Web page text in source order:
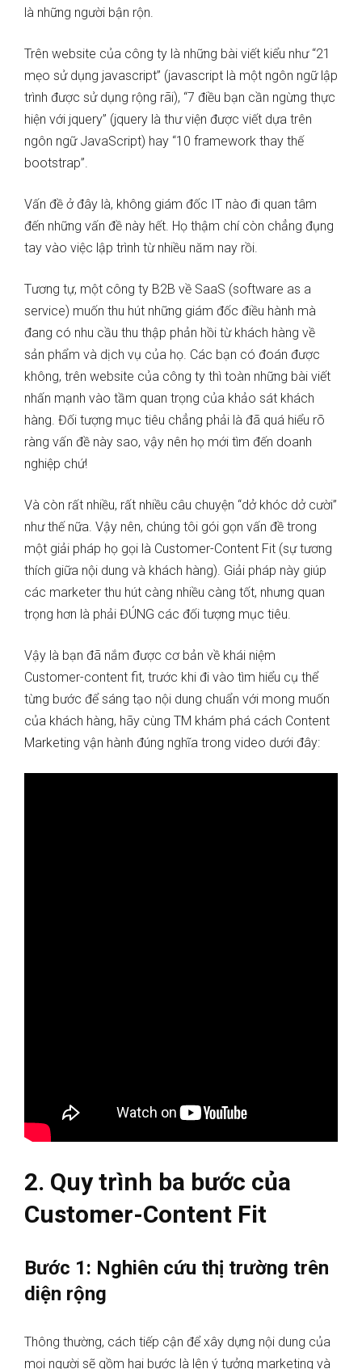
là những người bận rộn.
Trên website của công ty là những bài viết kiểu như “21
mẹo sử dụng javascript” (javascript là một ngôn ngữ lập
trình được sử dụng rộng rãi), “7 điều bạn cần ngừng thực
hiện với jquery” (jquery là thư viện được viết dựa trên
ngôn ngữ JavaScript) hay “10 framework thay thế
bootstrap”.
Vấn đề ở đây là, không giám đốc IT nào đi quan tâm
đến những vấn đề này hết. Họ thậm chí còn chẳng đụng
tay vào việc lập trình từ nhiều năm nay rồi.
Tương tự, một công ty B2B về SaaS (software as a
service) muốn thu hút những giám đốc điều hành mà
đang có nhu cầu thu thập phản hồi từ khách hàng về
sản phẩm và dịch vụ của họ. Các bạn có đoán được
không, trên website của công ty thì toàn những bài viết
nhấn mạnh vào tầm quan trọng của khảo sát khách
hàng. Đối tượng mục tiêu chẳng phải là đã quá hiểu rõ
ràng vấn đề này sao, vậy nên họ mới tìm đến doanh
nghiệp chứ!
Và còn rất nhiều, rất nhiều câu chuyện “dở khóc dở cười”
như thế nữa. Vậy nên, chúng tôi gói gọn vấn đề trong
một giải pháp họ gọi là Customer-Content Fit (sự tương
thích giữa nội dung và khách hàng). Giải pháp này giúp
các marketer thu hút càng nhiều càng tốt, nhưng quan
trọng hơn là phải ĐÚNG các đối tượng mục tiêu.
Vậy là bạn đã nắm được cơ bản về khái niệm
Customer-content fit, trước khi đi vào tìm hiểu cụ thể
từng bước để sáng tạo nội dung chuẩn với mong muốn
của khách hàng, hãy cùng TM khám phá cách Content
Marketing vận hành đúng nghĩa trong video dưới đây:
2. Quy trình ba bước của
Customer-Content Fit
Bước 1: Nghiên cứu thị trường trên
diện rộng
Thông thường, cách tiếp cận để xây dựng nội dung của
mọi người sẽ gồm hai bước là lên ý tưởng marketing và